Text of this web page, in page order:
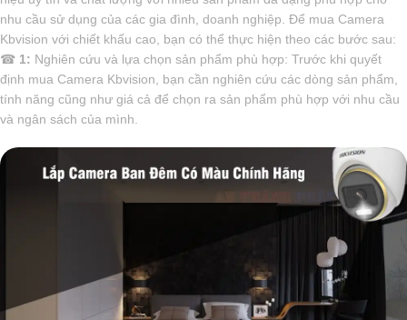
nhu cầu sử dụng của các gia đình, doanh nghiệp. Để mua Camera
Kbvision với chiết khấu cao, bạn có thể thực hiện theo các bước sau:
☎ 1: Nghiên cứu và lựa chọn sản phẩm phù hợp: Trước khi quyết
định mua Camera Kbvision, bạn cần nghiên cứu các dòng sản phẩm,
tính năng cũng như giá cả để chọn ra sản phẩm phù hợp với nhu cầu
và ngân sách của mình.